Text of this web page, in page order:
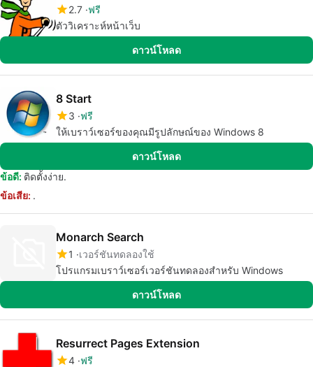
2.7 ฟรี
ตัววิเคราะห์หน้าเว็บ
ดาวน์โหลด
8 Start
3 ฟรี
ให้เบราว์เซอร์ของคุณมีรูปลักษณ์ของ Windows 8
ดาวน์โหลด
ข้อดี: ติดตั้งง่าย.
ข้อเสีย: .
Monarch Search
1
เวอร์ชันทดลองใช้
โปรแกรมเบราว์เซอร์เวอร์ชันทดลองสำหรับ Windows
ดาวน์โหลด
Resurrect Pages Extension
4 ฟรี